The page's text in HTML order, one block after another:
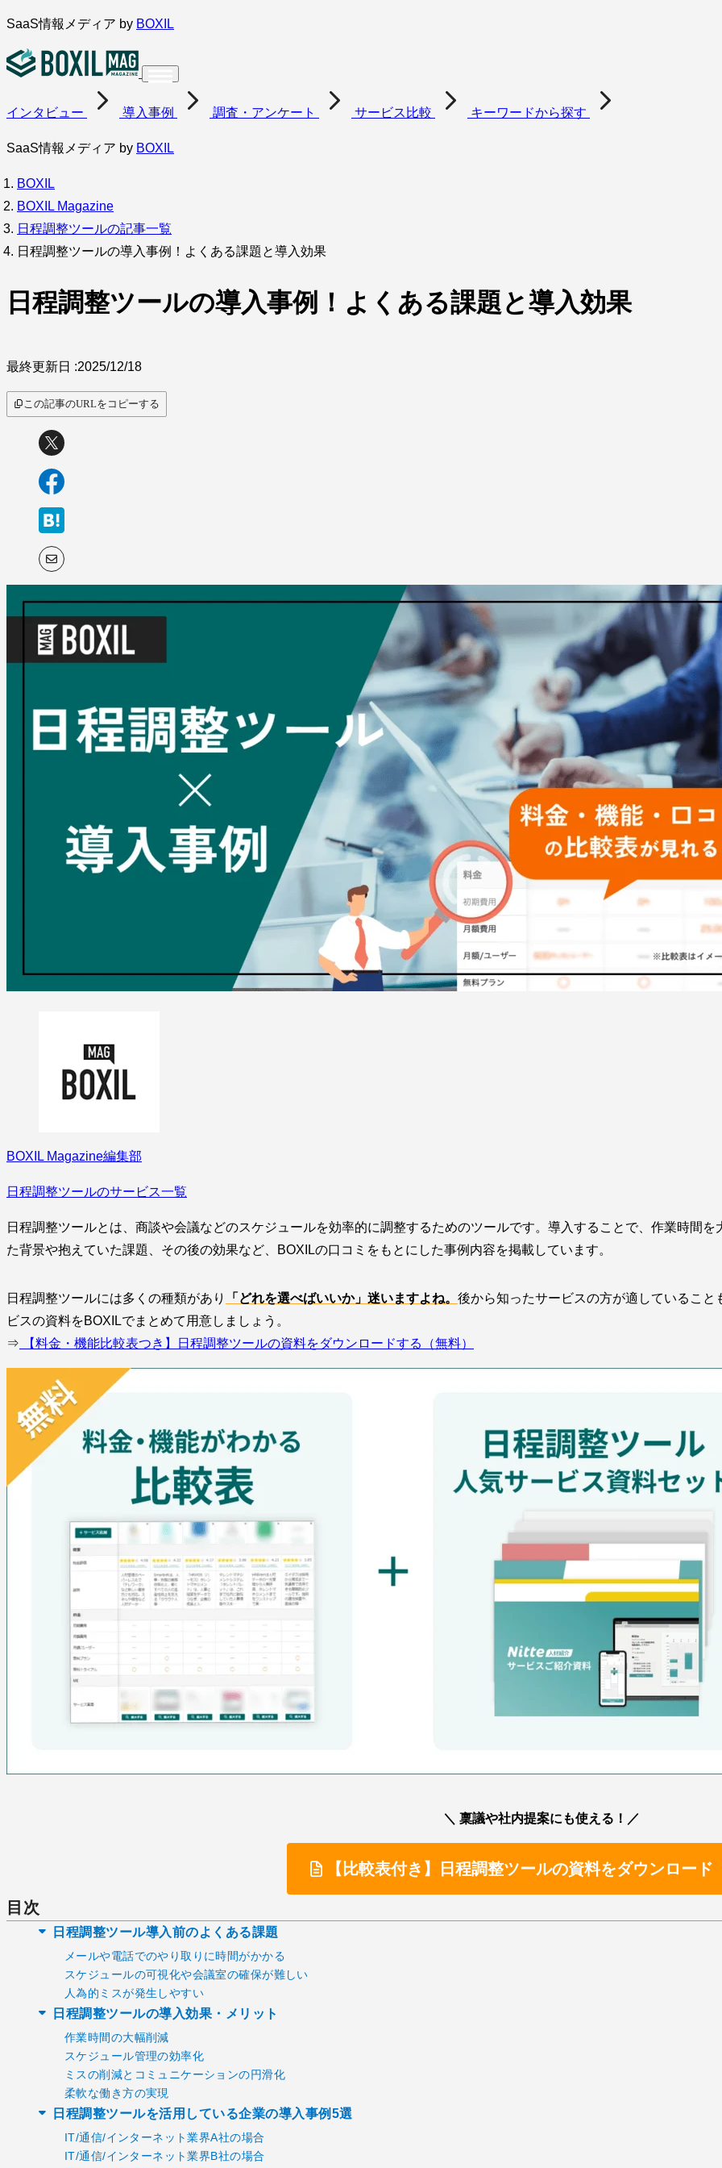
内
を
キ
SaaS情報メディア by BOXIL
インタビュー 導入事例 調査・アンケート サービス比較 キーワードから探す
SaaS情報メディア by BOXIL
BOXIL
BOXIL Magazine
日程調整ツールの記事一覧
日程調整ツールの導入事例！よくある課題と導入効果
日程調整ツールの導入事例！よくある課題と導入効果
最終更新日 :2025/12/18
この記事のURLをコピーする
BOXIL Magazine編集部
日程調整ツールのサービス一覧
日程調整ツールとは、商談や会議などのスケジュールを効率的に調整するためのツールです。導入することで、作業時間
た背景や抱えていた課題、その後の効果など、BOXILの口コミをもとにした事例内容を掲載しています。
日程調整ツールには多くの種類があり 「どれを選べばいいか」迷いますよね。 後から知ったサービスの方が適しているこ
ビスの資料をBOXILでまとめて用意しましょう。
⇒ 【料金・機能比較表つき】日程調整ツールの資料をダウンロードする（無料）
＼ 稟議や社内提案にも使える！／
【比較表付き】日程調整ツールの資料をダウンロード
目次
日程調整ツール導入前のよくある課題
メールや電話でのやり取りに時間がかかる
スケジュールの可視化や会議室の確保が難しい
人為的ミスが発生しやすい
日程調整ツールの導入効果・メリット
作業時間の大幅削減
スケジュール管理の効率化
ミスの削減とコミュニケーションの円滑化
柔軟な働き方の実現
日程調整ツールを活用している企業の導入事例5選
IT/通信/インターネット業界A社の場合
IT/通信/インターネット業界B社の場合